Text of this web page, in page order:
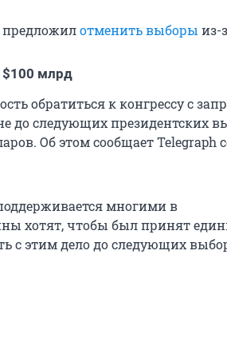
предложилотменить выборы из-
$100 млрд
обратиться к конгрессу с
до следующих президентских
Об этом сообщает Telegraph
многими в
хотят, чтобы был принят
с этим дело до следующих